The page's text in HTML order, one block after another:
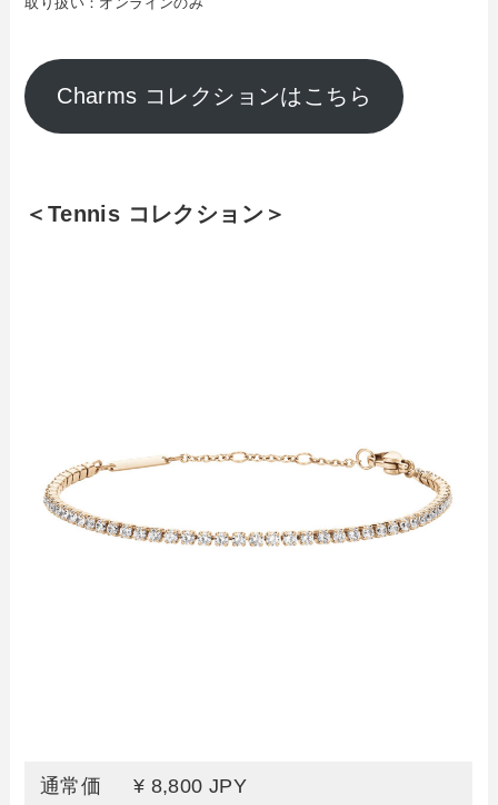
Charms コレクションはこちら
＜Tennis コレクション＞
通常価
¥ 8,800 JPY